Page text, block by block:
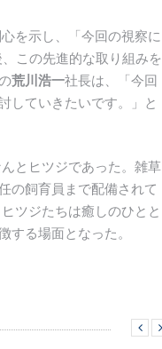
を示し、「今回の視察に
この先進的な取り組みを
荒川浩一社長は、「今回
していきたいです。」と
とヒツジであった。雑草
の飼育員まで配備されて
ツジたちは癒しのひとと
る場面となった。